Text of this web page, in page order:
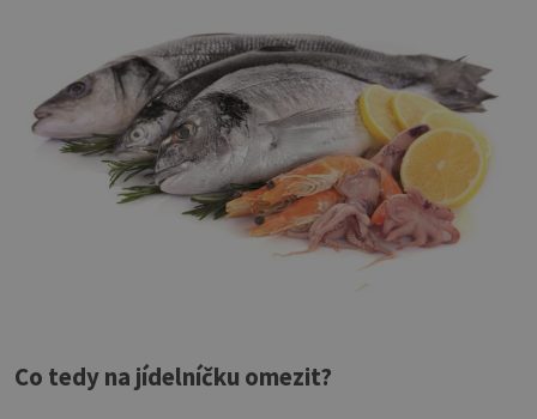
Co tedy na jídelníčku omezit?